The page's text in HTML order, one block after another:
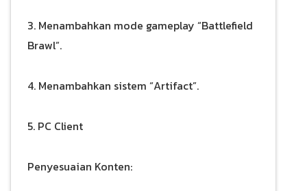
3. Menambahkan mode gameplay “Battlefield
Brawl”.
4. Menambahkan sistem “Artifact”.
5. PC Client
Penyesuaian Konten: